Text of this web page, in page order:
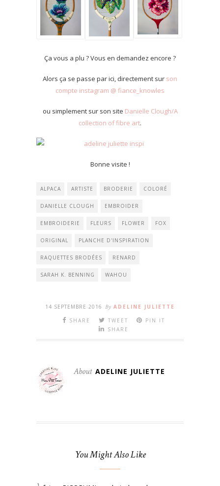
Ça vous a plu ? Vous en demandez encore ?
Alors ça se passe par ici, directement sur son
compte instagram @ fiance_knowles
ou simplement sur son site Danielle Clough/A
collection of fibre art.
Bonne visite !
ALPACA ARTISTE BRODERIE COLORÉ
DANIELLE CLOUGH EMBROIDER
EMBROIDERIE FLEURS FLOWER FOX
ORIGINAL PLANCHE D'INSPIRATION
RAQUETTES BRODÉES RENARD
SARAH K. BENNING WAHOU
14 SEPTEMBRE 2016 By ADELINE JULIETTE
SHARE
TWEET
PIN IT
SHARE
About ADELINE JULIETTE
You Might Also Like